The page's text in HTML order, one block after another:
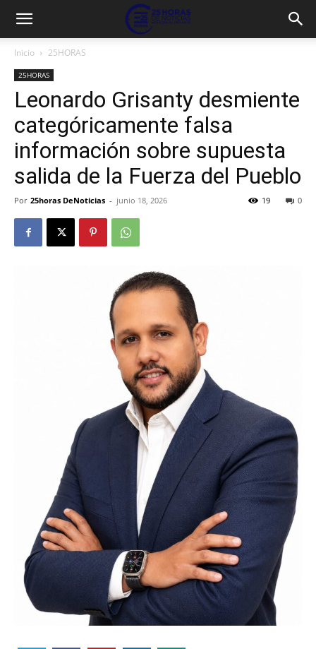
Inicio 25HORAS
25HORAS
Leonardo Grisanty desmiente
categóricamente falsa
información sobre supuesta
salida de la Fuerza del Pueblo
Por 25horas DeNoticias - junio 18, 2026 0
19